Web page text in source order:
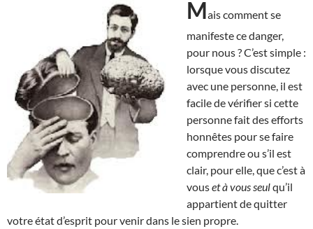
Mais comment se
manifeste ce danger,
pour nous ? C’est simple :
lorsque vous discutez
avec une personne, il est
facile de vérifier si cette
personne fait des efforts
honnêtes pour se faire
comprendre ou s’il est
clair, pour elle, que c’est à
vouset à vous seulqu’il
appartient de quitter
votre état d’esprit pour venir dans le sien propre.